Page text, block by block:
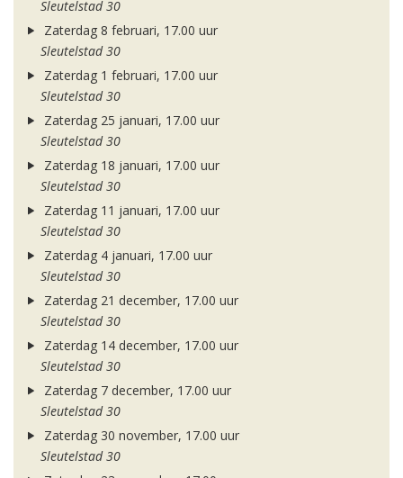
Sleutelstad 30
Zaterdag 8 februari, 17.00 uur
Sleutelstad 30
Zaterdag 1 februari, 17.00 uur
Sleutelstad 30
Zaterdag 25 januari, 17.00 uur
Sleutelstad 30
Zaterdag 18 januari, 17.00 uur
Sleutelstad 30
Zaterdag 11 januari, 17.00 uur
Sleutelstad 30
Zaterdag 4 januari, 17.00 uur
Sleutelstad 30
Zaterdag 21 december, 17.00 uur
Sleutelstad 30
Zaterdag 14 december, 17.00 uur
Sleutelstad 30
Zaterdag 7 december, 17.00 uur
Sleutelstad 30
Zaterdag 30 november, 17.00 uur
Sleutelstad 30